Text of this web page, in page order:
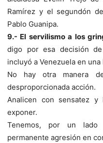
Ramírez y el segundón
Pablo Guanipa.
9.- El servilismo a los
digo por esa decisión
incluyó a Venezuela en
No hay otra manera
desproporcionada acción.
Analicen con sensatez
exponer.
Tenemos, por un
permanente agresión en